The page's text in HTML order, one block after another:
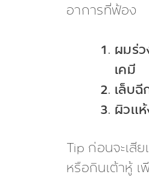
อาการที่ฟ้อง
ผมร่ว
เคมี
เล็บฉี
ผิวแห้
Tip ก่อนจะเสี
หรือกินเต้าหู้ เ